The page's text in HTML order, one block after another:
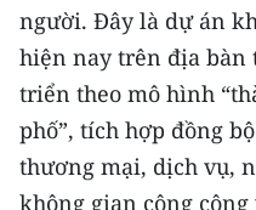
Bắc Trung Bộ
Duyên hải Nam Trung
Nguyên
Đông Nam Bộ
người. Đây là dự án
hiện nay trên địa
triển theo mô hình
phố”, tích hợp đồng
thương mại, dịch vụ,
không gian công